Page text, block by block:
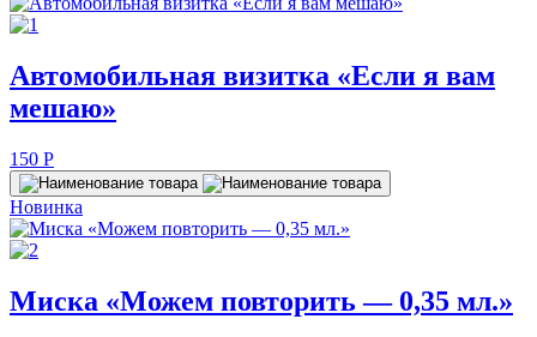
Автомобильная визитка «Если я вам
мешаю»
150 P
Новинка
Миска «Можем повторить — 0,35 мл.»